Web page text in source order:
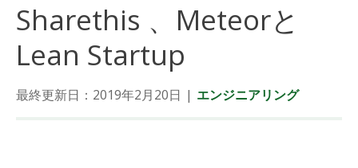
Sharethis 、Meteorと
Lean Startup
最終更新日：2019年2月20日 | エンジニアリング